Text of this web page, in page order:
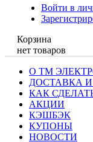
Войти в
Корзина
нет товаров
О ТМ
ДОСТАВКА
КАК
АКЦИИ
КЭШБЭК
КУПОНЫ
НОВОСТИ